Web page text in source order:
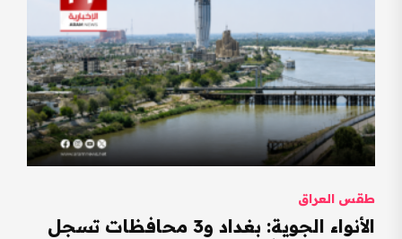
طقس العراق
الأنواء الجوية: بغداد و3 محافظات تسجل